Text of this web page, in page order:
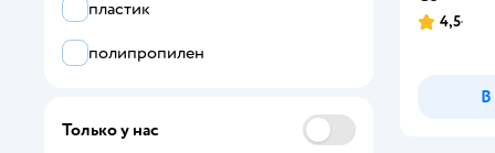
Рейтинг:
4,5
В
GRACE HOUSE
Green Plast
Hape
пластик
полипропилен
Только у нас